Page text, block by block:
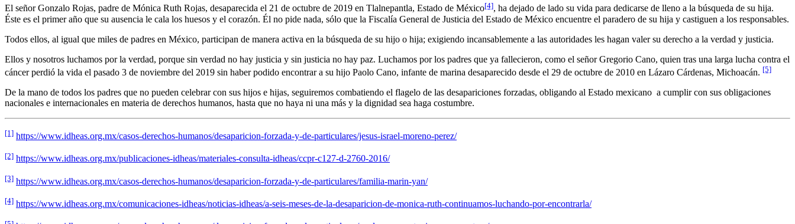
El señor Gonzalo Rojas, padre de Mónica Ruth Rojas, desaparecida el 21 de octubre de 2019 en Tlalnepantla, Estado de México[4], ha dejado de lado su vida para dedicarse de lleno a la búsqueda de su hija.
Éste es el primer año que su ausencia le cala los huesos y el corazón. Él no pide nada, sólo que la Fiscalía General de Justicia del Estado de México encuentre el paradero de su hija y castiguen a los responsables.
Todos ellos, al igual que miles de padres en México, participan de manera activa en la búsqueda de su hijo o hija; exigiendo incansablemente a las autoridades les hagan valer su derecho a la verdad y justicia.
Ellos y nosotros luchamos por la verdad, porque sin verdad no hay justicia y sin justicia no hay paz. Luchamos por los padres que ya fallecieron, como el señor Gregorio Cano, quien tras una larga lucha contra el
cáncer perdió la vida el pasado 3 de noviembre del 2019 sin haber podido encontrar a su hijo Paolo Cano, infante de marina desaparecido desde el 29 de octubre de 2010 en Lázaro Cárdenas, Michoacán. [5]
De la mano de todos los padres que no pueden celebrar con sus hijos e hijas, seguiremos combatiendo el flagelo de las desapariciones forzadas, obligando al Estado mexicano a cumplir con sus obligaciones
nacionales e internacionales en materia de derechos humanos, hasta que no haya ni una más y la dignidad sea haga costumbre.
[1] https://www.idheas.org.mx/casos-derechos-humanos/desaparicion-forzada-y-de-particulares/jesus-israel-moreno-perez/
[2] https://www.idheas.org.mx/publicaciones-idheas/materiales-consulta-idheas/ccpr-c127-d-2760-2016/
[3] https://www.idheas.org.mx/casos-derechos-humanos/desaparicion-forzada-y-de-particulares/familia-marin-yan/
[4] https://www.idheas.org.mx/comunicaciones-idheas/noticias-idheas/a-seis-meses-de-la-desaparicion-de-monica-ruth-continuamos-luchando-por-encontrarla/